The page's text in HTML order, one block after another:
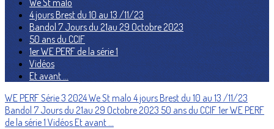
We St malo
4 jours Brest du 10 au 13 /11/23
Bandol 7 Jours du 21au 29 Octobre 2023
50 ans du CCIF
1er WE PERF de la série 1
Vidéos
Et avant ...
WE PERF Série 3 2024We St malo 4 jours Brest du 10 au 13 /11/23
Bandol 7 Jours du 21au 29 Octobre 2023 50 ans du CCIF1er WE PERF
de la série 1 VidéosEt avant ...